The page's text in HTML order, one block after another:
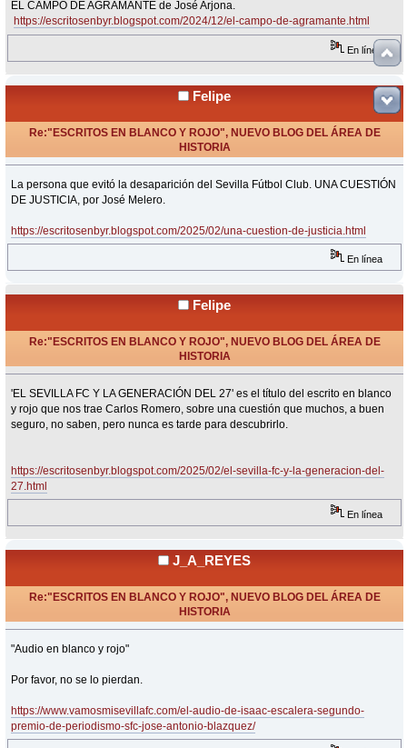
EL CAMPO DE AGRAMANTE de José Arjona.
https://escritosenbyr.blogspot.com/2024/12/el-campo-de-agramante.html
En línea
Felipe
Re:"ESCRITOS EN BLANCO Y ROJO", NUEVO BLOG DEL ÁREA DE
HISTORIA
La persona que evitó la desaparición del Sevilla Fútbol Club. UNA CUESTIÓN
DE JUSTICIA, por José Melero.
https://escritosenbyr.blogspot.com/2025/02/una-cuestion-de-justicia.html
En línea
Felipe
Re:"ESCRITOS EN BLANCO Y ROJO", NUEVO BLOG DEL ÁREA DE
HISTORIA
'EL SEVILLA FC Y LA GENERACIÓN DEL 27' es el título del escrito en blanco
y rojo que nos trae Carlos Romero, sobre una cuestión que muchos, a buen
seguro, no saben, pero nunca es tarde para descubrirlo.
https://escritosenbyr.blogspot.com/2025/02/el-sevilla-fc-y-la-generacion-del-
27.html
En línea
J_A_REYES
Re:"ESCRITOS EN BLANCO Y ROJO", NUEVO BLOG DEL ÁREA DE
HISTORIA
"Audio en blanco y rojo"
Por favor, no se lo pierdan.
https://www.vamosmisevillafc.com/el-audio-de-isaac-escalera-segundo-
premio-de-periodismo-sfc-jose-antonio-blazquez/